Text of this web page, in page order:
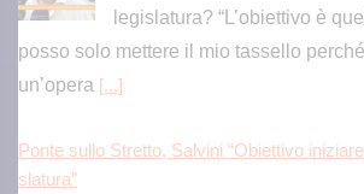
legislatura? “L’obiettivo è
posso solo mettere il mio tassello
un’opera [...]
Ponte sullo Stretto, Salvini “Obiettivo
slatura”